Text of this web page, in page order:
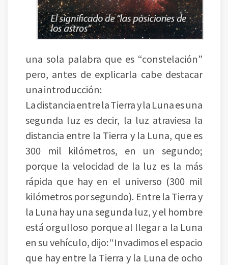
una sola palabra que es “constelación”
pero, antes de explicarla cabe destacar
una introducción:
La distancia entre la Tierra y la Luna es una
segunda luz es decir, la luz atraviesa la
distancia entre la Tierra y la Luna, que es
300 mil kilómetros, en un segundo;
porque la velocidad de la luz es la más
rápida que hay en el universo (300 mil
kilómetros por segundo). Entre la Tierra y
la Luna hay una segunda luz, y el hombre
está orgulloso porque al llegar a la Luna
en su vehículo, dijo: “Invadimos el espacio
que hay entre la Tierra y la Luna de ocho